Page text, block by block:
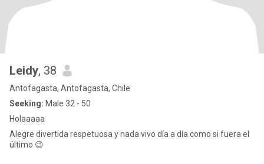
Leidy, 38
Antofagasta, Antofagasta, Chile
Seeking: Male 32 - 50
Holaaaaa
Alegre divertida respetuosa y nada vivo día a día como si fuera el
último 😉